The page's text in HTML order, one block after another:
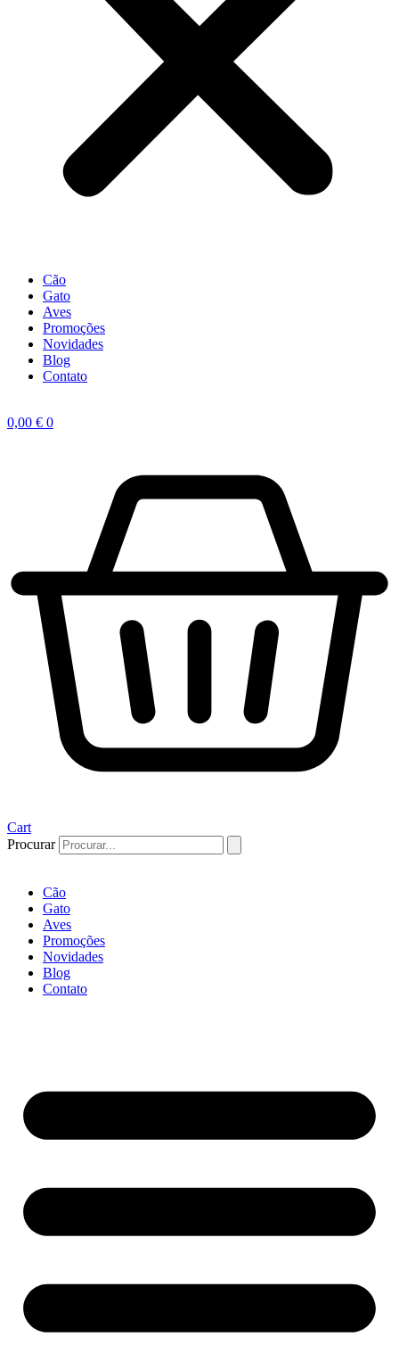
Cão
Gato
Aves
Promoções
Novidades
Blog
Contato
0,00 € 0
Cart
Procurar
Cão
Gato
Aves
Promoções
Novidades
Blog
Contato